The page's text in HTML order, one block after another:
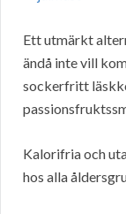
Ett utmärkt
ändå inte vill
sockerfritt
Kalorifria och
hos alla